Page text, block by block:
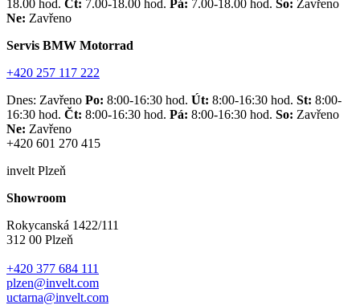
18.00 hod. Čt: 7.00-18.00 hod. Pá: 7.00-18.00 hod. So: Zavřeno
Ne: Zavřeno
Servis BMW Motorrad
+420 257 117 222
Dnes: Zavřeno Po: 8:00-16:30 hod. Út: 8:00-16:30 hod. St: 8:00-
16:30 hod. Čt: 8:00-16:30 hod. Pá: 8:00-16:30 hod. So: Zavřeno
Ne: Zavřeno
+420 601 270 415
invelt Plzeň
Showroom
Rokycanská 1422/111
312 00 Plzeň
+420 377 684 111
plzen@invelt.com
uctarna@invelt.com